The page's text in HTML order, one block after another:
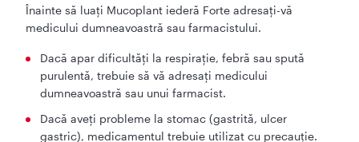
Înainte să luaţi Mucoplant iederă Forte adresaţi-vă
medicului dumneavoastră sau farmacistului.
Dacă apar dificultăți la respirație, febră sau spută
purulentă, trebuie să vă adresați medicului
dumneavoastră sau unui farmacist.
Dacă aveți probleme la stomac (gastrită, ulcer
gastric), medicamentul trebuie utilizat cu precauție.